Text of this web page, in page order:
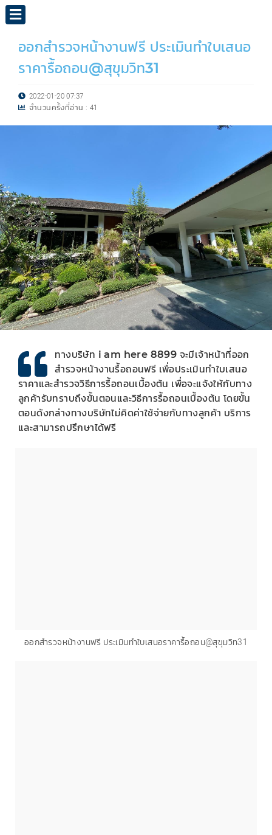
ออกสำรวจหน้างานฟรี ประเมินทำใบเสนอ
ราคารื้อถอน@สุขุมวิท31
2022-01-20 07:37
จำนวนครั้งที่อ่าน : 41
ทางบริษัท i am here 8899 จะมีเจ้าหน้าที่ออก
สำรวจหน้างานรื้อถอนฟรี เพื่อประเมินทำใบเสนอ
ราคาและสำรวจวิธีการรื้อถอนเบื้องต้น เพื่อจะแจ้งให้กับทาง
ลูกค้ารับทราบถึงขั้นตอนและวิธีการรื้อถอนเบื้องต้น โดยขั้น
ตอนดังกล่างทางบริษัทไม่คิดค่าใช้จ่ายกับทางลูกค้า บริการ
และสามารถปรึกษาได้ฟรี
ออกสำรวจหน้างานฟรี ประเมินทำใบเสนอราคารื้อถอน@สุขุมวิท31